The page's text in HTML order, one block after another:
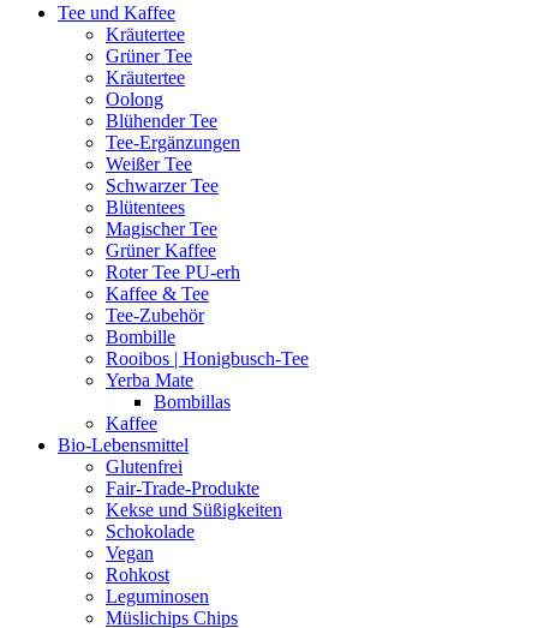
Tee und Kaffee
Kräutertee
Grüner Tee
Kräutertee
Oolong
Blühender Tee
Tee-Ergänzungen
Weißer Tee
Schwarzer Tee
Blütentees
Magischer Tee
Grüner Kaffee
Roter Tee PU-erh
Kaffee & Tee
Tee-Zubehör
Bombille
Rooibos | Honigbusch-Tee
Yerba Mate
Bombillas
Kaffee
Bio-Lebensmittel
Glutenfrei
Fair-Trade-Produkte
Kekse und Süßigkeiten
Schokolade
Vegan
Rohkost
Leguminosen
Müslichips Chips